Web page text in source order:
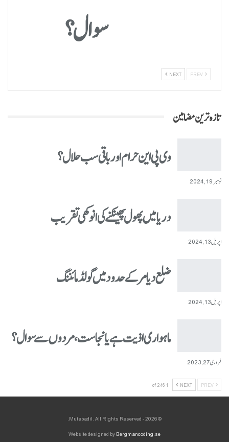
سوال؟
NEXT
تازہ ترین مضامین
وی پی این حرام اور باقی سب حلال؟
نومبر 19, 2024
دریا میں پھول پھینکنے کی انوکھی تقریب
اپریل 13, 2024
ضلع دیامر کے حدود میں گولڈ مائننگ
اپریل 13, 2024
ماہواری اذیت ہے یا نجاست، مردوں سے سوال؟
فروری 27, 2023
NEXT
1 of 246
© 2026 - Mutabadil. All Rights Reserved.
Website designed byBergmancoding.se